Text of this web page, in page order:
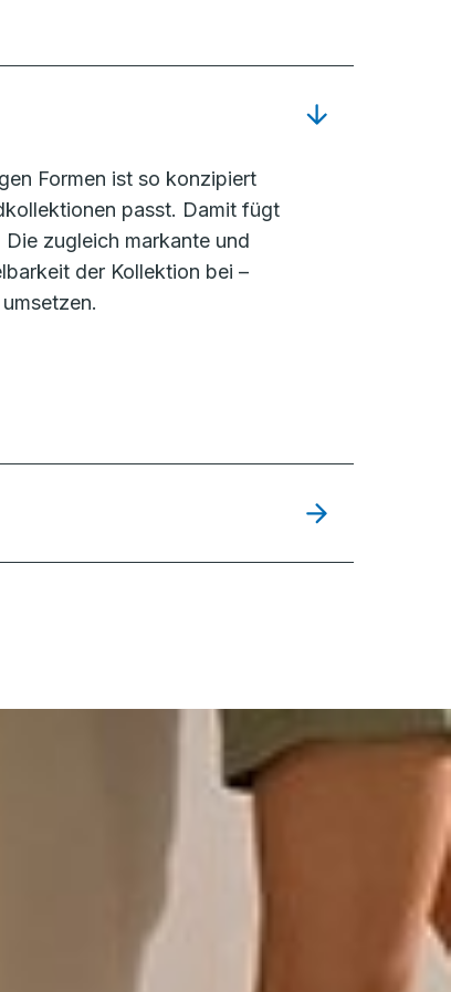
Formen ist so konzipiert
passt. Damit fügt
zugleich markante und
der Kollektion bei –